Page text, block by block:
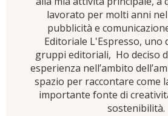
lavorato per molti anni
pubblicità e
Editoriale L'Espresso, uno
gruppi editoriali, Ho deciso
esperienza nell’ambito
spazio per raccontare come
importante fonte di
sostenibilità.